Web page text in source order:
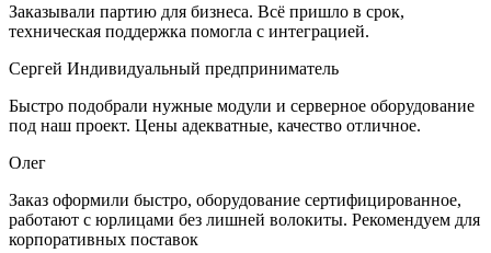
Заказывали партию для бизнеса. Всё пришло в срок,
техническая поддержка помогла с интеграцией.
Сергей Индивидуальный предприниматель
Быстро подобрали нужные модули и серверное оборудование
под наш проект. Цены адекватные, качество отличное.
Олег
Заказ оформили быстро, оборудование сертифицированное,
работают с юрлицами без лишней волокиты. Рекомендуем для
корпоративных поставок